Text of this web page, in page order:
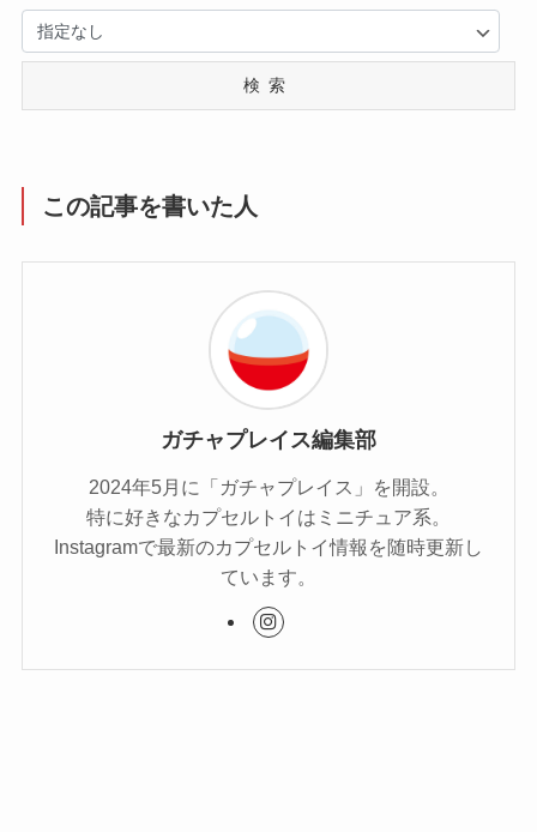
検索
この記事を書いた人
ガチャプレイス編集部
2024年5月に「ガチャプレイス」を開設。
特に好きなカプセルトイはミニチュア系。
Instagramで最新のカプセルトイ情報を随時更新し
ています。